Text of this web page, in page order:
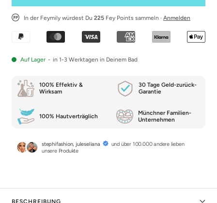
In der Feymily würdest Du 225 Fey Points sammeln · Anmelden
Auf Lager - in 1-3 Werktagen in Deinem Bad
100% Effektiv &
Wirksam
30 Tage Geld-zurück-
Garantie
100% Hautverträglich
Münchner Familien-
Unternehmen
stephifashion, juleseliana
und über 100.000 andere lieben
unsere Produkte
BESCHREIBUNG